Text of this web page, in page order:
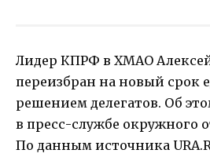
Лидер КПРФ в ХМАО
переизбран на новый срок
решением делегатов. Об
в пресс-службе окружного
По данным источника